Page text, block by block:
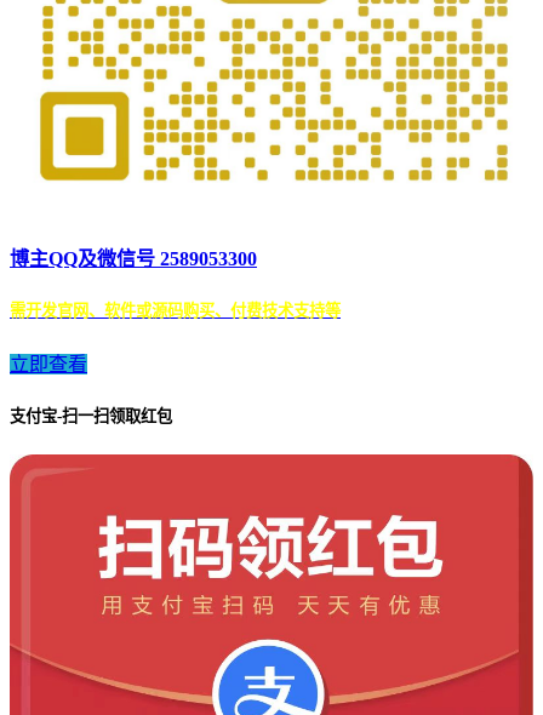
博主QQ及微信号 2589053300
需开发官网、软件或源码购买、付费技术支持等
立即查看
支付宝-扫一扫领取红包